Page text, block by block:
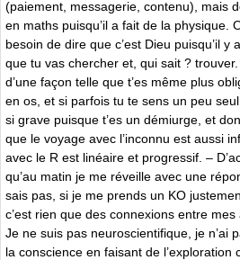
(paiement, messagerie, contenu), mais
en maths puisqu’il a fait de la physique.
besoin de dire que c’est Dieu puisqu’il
que tu vas chercher et, qui sait ?
d’une façon telle que t’es même plus
en os, et si parfois tu te sens un peu
si grave puisque t’es un démiurge, et
que le voyage avec l’inconnu est aussi
avec le R est linéaire et progressif. –
qu’au matin je me réveille avec une
sais pas, si je me prends un KO
c’est rien que des connexions entre
Je ne suis pas neuroscientifique, je n’ai
la conscience en faisant de l’exploration